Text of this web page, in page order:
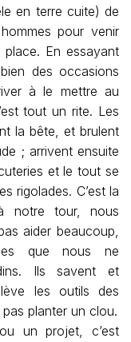
en terre cuite) de
pour venir
En essayant
des occasions
à le mettre au
tout un rite. Les
la bête, et brulent
; arrivent ensuite
et le tout se
rigolades. C’est la
notre tour, nous
aider beaucoup,
que nous ne
Ils savent et
les outils des
planter un clou.
un projet, c’est